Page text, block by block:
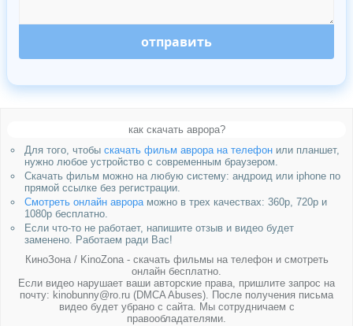
отправить
как скачать аврора?
Для того, чтобы скачать фильм аврора на телефонили планшет,
нужно любое устройство с современным браузером.
Скачать фильм можно на любую систему: андроид или iphone по
прямой ссылке без регистрации.
Смотреть онлайн аврораможно в трех качествах: 360p, 720p и
1080p бесплатно.
Если что-то не работает, напишите отзыв и видео будет
заменено. Работаем ради Вас!
КиноЗона / KinoZona - скачать фильмы на телефон и смотреть
онлайн бесплатно.
Если видео нарушает ваши авторские права, пришлите запрос на
почту: kinobunny@ro.ru (DMCA Abuses). После получения письма
видео будет убрано с сайта. Мы сотрудничаем с
правообладателями.